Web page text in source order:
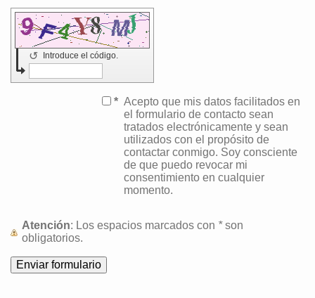
Introduce el código.
↺
* Acepto que mis datos facilitados en
el formulario de contacto sean
tratados electrónicamente y sean
utilizados con el propósito de
contactar conmigo. Soy consciente
de que puedo revocar mi
consentimiento en cualquier
momento.
Atención : Los espacios marcados con *son
obligatorios.